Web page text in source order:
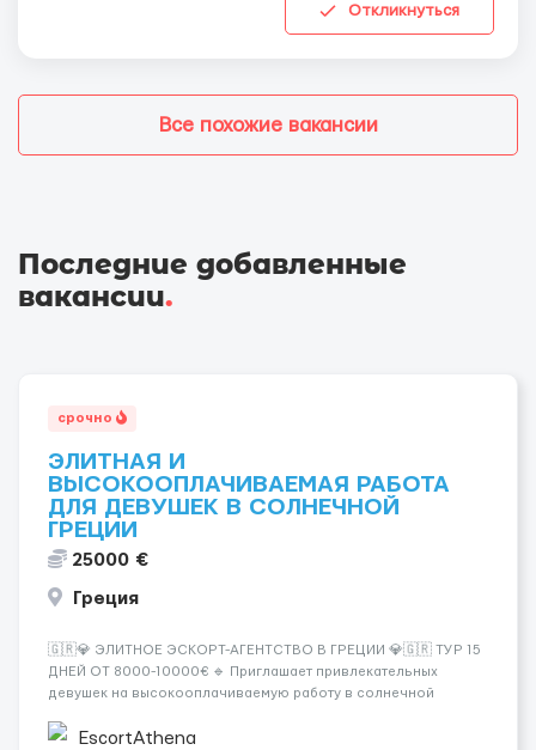
Откликнуться
Все похожие вакансии
Последние добавленные
вакансии.
срочно
ЭЛИТНАЯ И
ВЫСОКООПЛАЧИВАЕМАЯ РАБОТА
ДЛЯ ДЕВУШЕК В СОЛНЕЧНОЙ
ГРЕЦИИ
25000 €
Греция
🇬🇷💎 ЭЛИТНОЕ ЭСКОРТ-АГЕНТСТВО В ГРЕЦИИ 💎🇬🇷 ТУР 15
ДНЕЙ ОТ 8000-10000€ 🔹 Приглашает привлекательных
девушек на высокооплачиваемую работу в солнечной
хорошие деньги 💶 — это предложение для тебя! 🔹
EscortAthena